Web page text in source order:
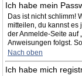
Ich habe mein
Das ist nicht schlimm!
mitteilen, du kannst es
der Anmelde-Seite auf
Anweisungen folgst.
Nach oben
Ich habe mich